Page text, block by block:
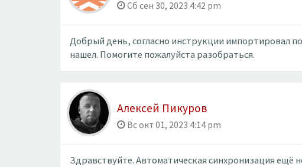
Сб сен 30, 2023 4:42 pm
Добрый день, согласно инструкции импортировал
нашел. Помогите пожалуйста разобраться.
Алексей Пикуров
Вс окт 01, 2023 4:14 pm
Здравствуйте. Автоматическая синхронизация ещё